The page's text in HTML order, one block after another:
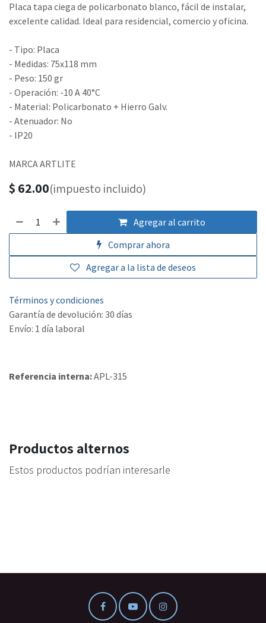
Placa tapa ciega de policarbonato blanco, fácil de instalar,
excelente calidad. Ideal para residencial, comercio y oficina.
- Tipo: Placa
- Medidas: 75x118 mm
- Peso: 150 gr
- Operación: -10 A 40°C
- Material: Policarbonato + Hierro Galv.
- Atenuador: No
- IP20
MARCA ARTLITE
$ 62.00(impuesto incluido)
Agregar al carrito
Comprar ahora
Agregar a la lista de deseos
Términos y condiciones
Garantía de devolución: 30 días
Envío: 1 día laboral
Referencia interna:APL-315
Productos alternos
Estos productos podrían interesarle